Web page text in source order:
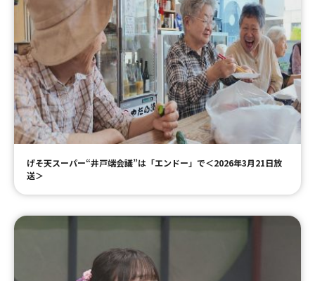
げそ天スーパー“井戸端会議”は「エンドー」で＜2026年3月21日放
送＞